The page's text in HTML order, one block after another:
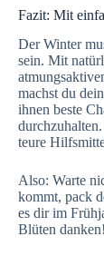
Fazit: Mit
Der Winter
sein. Mit
machst du
ihnen beste
teure
Also: Warte
kommt, pack
es dir im
Blüten danken!